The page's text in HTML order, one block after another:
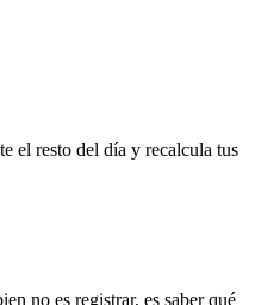
el resto del día y recalcula tus
no es registrar, es saber qué